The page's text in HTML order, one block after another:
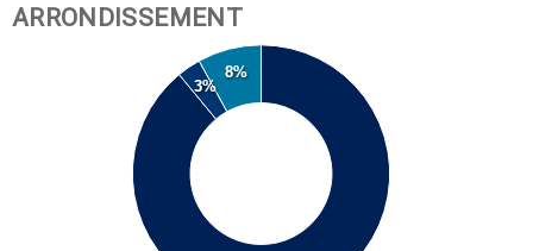
ARRONDISSEMENT
3%
8%